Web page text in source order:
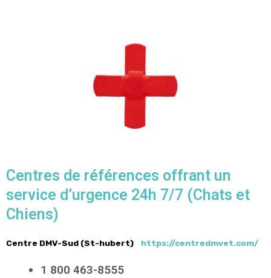
Centres de références offrant un
service d’urgence 24h 7/7 (Chats et
Chiens)
Centre DMV-Sud (St-hubert) https://centredmvet.com/
1 800 463-8555